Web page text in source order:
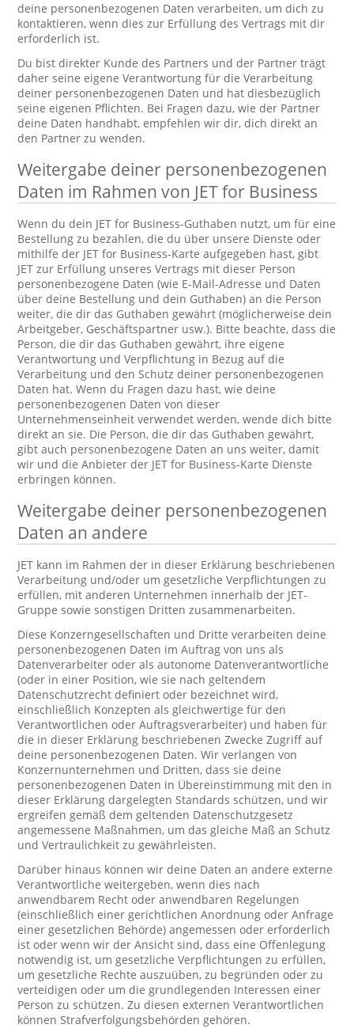
deine personenbezogenen Daten verarbeiten, um dich zu
kontaktieren, wenn dies zur Erfüllung des Vertrags mit dir
erforderlich ist.
Du bist direkter Kunde des Partners und der Partner trägt
daher seine eigene Verantwortung für die Verarbeitung
deiner personenbezogenen Daten und hat diesbezüglich
seine eigenen Pflichten. Bei Fragen dazu, wie der Partner
deine Daten handhabt, empfehlen wir dir, dich direkt an
den Partner zu wenden.
Weitergabe deiner personenbezogenen
Daten im Rahmen von JET for Business
Wenn du dein JET for Business-Guthaben nutzt, um für eine
Bestellung zu bezahlen, die du über unsere Dienste oder
mithilfe der JET for Business-Karte aufgegeben hast, gibt
JET zur Erfüllung unseres Vertrags mit dieser Person
personenbezogene Daten (wie E-Mail-Adresse und Daten
über deine Bestellung und dein Guthaben) an die Person
weiter, die dir das Guthaben gewährt (möglicherweise dein
Arbeitgeber, Geschäftspartner usw.). Bitte beachte, dass die
Person, die dir das Guthaben gewährt, ihre eigene
Verantwortung und Verpflichtung in Bezug auf die
Verarbeitung und den Schutz deiner personenbezogenen
Daten hat. Wenn du Fragen dazu hast, wie deine
personenbezogenen Daten von dieser
Unternehmenseinheit verwendet werden, wende dich bitte
direkt an sie. Die Person, die dir das Guthaben gewährt,
gibt auch personenbezogene Daten an uns weiter, damit
wir und die Anbieter der JET for Business-Karte Dienste
erbringen können.
Weitergabe deiner personenbezogenen
Daten an andere
JET kann im Rahmen der in dieser Erklärung beschriebenen
Verarbeitung und/oder um gesetzliche Verpflichtungen zu
erfüllen, mit anderen Unternehmen innerhalb der JET-
Gruppe sowie sonstigen Dritten zusammenarbeiten.
Diese Konzerngesellschaften und Dritte verarbeiten deine
personenbezogenen Daten im Auftrag von uns als
Datenverarbeiter oder als autonome Datenverantwortliche
(oder in einer Position, wie sie nach geltendem
Datenschutzrecht definiert oder bezeichnet wird,
einschließlich Konzepten als gleichwertige für den
Verantwortlichen oder Auftragsverarbeiter) und haben für
die in dieser Erklärung beschriebenen Zwecke Zugriff auf
deine personenbezogenen Daten. Wir verlangen von
Konzernunternehmen und Dritten, dass sie deine
personenbezogenen Daten in Übereinstimmung mit den in
dieser Erklärung dargelegten Standards schützen, und wir
ergreifen gemäß dem geltenden Datenschutzgesetz
angemessene Maßnahmen, um das gleiche Maß an Schutz
und Vertraulichkeit zu gewährleisten.
Darüber hinaus können wir deine Daten an andere externe
Verantwortliche weitergeben, wenn dies nach
anwendbarem Recht oder anwendbaren Regelungen
(einschließlich einer gerichtlichen Anordnung oder Anfrage
einer gesetzlichen Behörde) angemessen oder erforderlich
ist oder wenn wir der Ansicht sind, dass eine Offenlegung
notwendig ist, um gesetzliche Verpflichtungen zu erfüllen,
um gesetzliche Rechte auszuüben, zu begründen oder zu
verteidigen oder um die grundlegenden Interessen einer
Person zu schützen. Zu diesen externen Verantwortlichen
können Strafverfolgungsbehörden gehören.